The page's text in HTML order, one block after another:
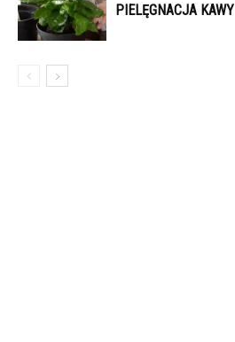
PIELĘGNACJA KAWY